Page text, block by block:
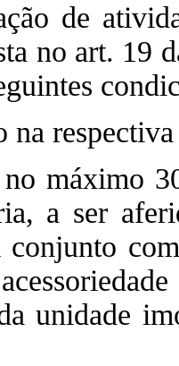
de
no art. 19
na
máximo
a ser
conjunto
unidade